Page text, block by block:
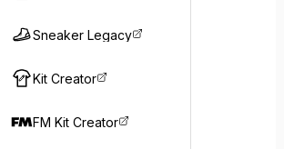
Sneaker Legacy
Kit Creator
FM Kit Creator